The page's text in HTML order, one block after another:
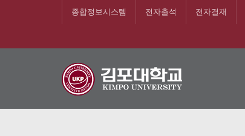
종합정보시스템 전자출석 전자결재